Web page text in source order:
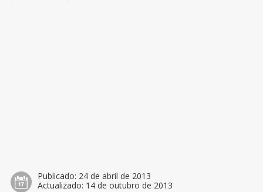
Publicado: 24 de abril de 2013
Actualizado: 14 de outubro de 2013